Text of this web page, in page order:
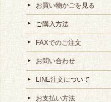
お買い物かごを見る
ご購入方法
FAXでのご注文
お問い合わせ
LINE注文について
お支払い方法